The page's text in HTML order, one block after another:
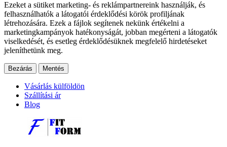
Ezeket a sütiket marketing- és reklámpartnereink használják, és
felhasználhatók a látogatói érdeklődési körök profiljának
létrehozására. Ezek a fájlok segítenek nekünk értékelni a
marketingkampányok hatékonyságát, jobban megérteni a látogatók
viselkedését, és esetleg érdeklődésüknek megfelelő hirdetéseket
jeleníthetünk meg.
Bezárás Mentés
Vásárlás külföldön
Szállítási ár
Blog